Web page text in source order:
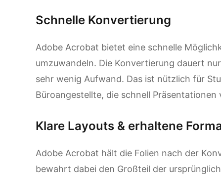
Schnelle Konvertierung
Adobe Acrobat bietet eine schnelle
umzuwandeln. Die Konvertierung dauert
sehr wenig Aufwand. Das ist nützlich für
Büroangestellte, die schnell Präsentationen
Klare Layouts & erhaltene
Adobe Acrobat hält die Folien nach der
bewahrt dabei den Großteil der